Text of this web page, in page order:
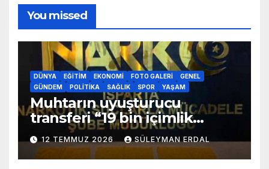
You missed
DÜNYA EĞITIM EKONOMI FOTO GALERI
GENEL
GÜNDEM
POLITIKA SAĞLIK SPOR YAŞAM
Muhtarın uyuşturucu
transferi “19 bin içimlik
uyuşturucu ele geçirildi”
12 TEMMUZ 2026 SÜLEYMAN ERDAL